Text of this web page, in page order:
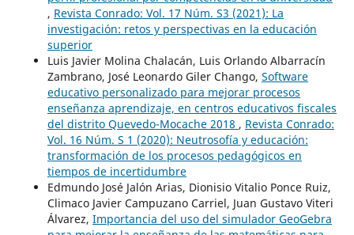
, Revista Conrado: Vol. 17 Núm. S3 (2021): La
investigación: retos y perspectivas en la educación
superior
Luis Javier Molina Chalacán, Luis Orlando Albarracín
Zambrano, José Leonardo Giler Chango, Software
educativo personalizado para mejorar procesos
enseñanza aprendizaje, en centros educativos fiscales
del distrito Quevedo-Mocache 2018 , Revista Conrado:
Vol. 16 Núm. S 1 (2020): Neutrosofía y educación:
transformación de los procesos pedagógicos en
tiempos de incertidumbre
Edmundo José Jalón Arias, Dionisio Vitalio Ponce Ruiz,
Climaco Javier Campuzano Carriel, Juan Gustavo Viteri
Álvarez, Importancia del uso del simulador GeoGebra